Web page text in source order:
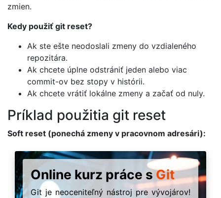
zmien.
Kedy použiť git reset?
Ak ste ešte neodoslali zmeny do vzdialeného
repozitára.
Ak chcete úplne odstrániť jeden alebo viac
commit-ov bez stopy v histórii.
Ak chcete vrátiť lokálne zmeny a začať od nuly.
Príklad použitia git reset
Soft reset (ponechá zmeny v pracovnom adresári):
Online kurz práce sGit
Git je neoceniteľný nástroj pre vývojárov!